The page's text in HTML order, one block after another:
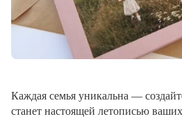
Каждая семья уникальна —
станет настоящей летописью